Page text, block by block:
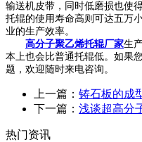
输送机皮带，同时低磨损也使
托辊的使用寿命高则可达五万
业的生产效率。
高分子聚乙烯托辊厂家生
本上也会比普通托辊低。如果
题，欢迎随时来电咨询。
上一篇： 铸石板的成
下一篇： 浅谈超高分
热门资讯